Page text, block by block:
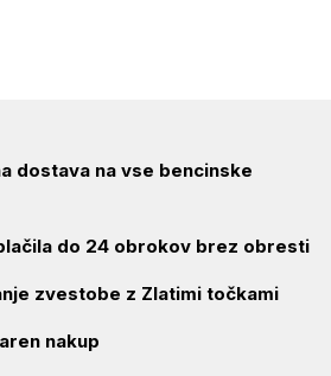
dostava na vse bencinske
do 24 obrokov brez obresti
zvestobe z Zlatimi točkami
nakup